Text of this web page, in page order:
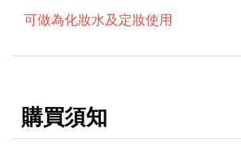
可做為化妝水及定妝使用
購買須知